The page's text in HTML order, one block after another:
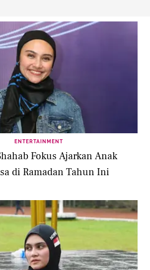
ENTERTAINMENT
Fokus Ajarkan Anak
di Ramadan Tahun Ini